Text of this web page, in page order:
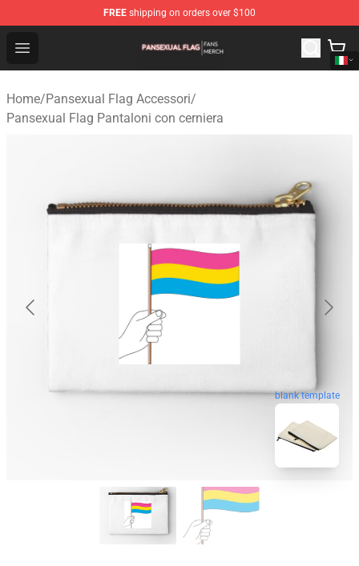
FREE shipping on orders over $100
Open menu
Pansexual Flag Shop - Official Pansexual Flag
Home/Pansexual Flag Accessori/
Pansexual Flag Pantaloni con cerniera
blank template